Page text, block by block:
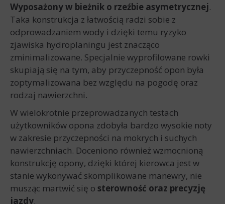
Wyposażony w bieżnik o rzeźbie asymetrycznej.
Taka konstrukcja z łatwością radzi sobie z
odprowadzaniem wody i dzięki temu ryzyko
zjawiska hydroplaningu jest znacząco
zminimalizowane. Specjalnie wyprofilowane rowki
skupiają się na tym, aby przyczepność opon była
zoptymalizowana bez względu na pogodę oraz
rodzaj nawierzchni.
W wielokrotnie przeprowadzanych testach
użytkowników opona zdobyła bardzo wysokie noty
w zakresie przyczepności na mokrych i suchych
nawierzchniach. Doceniono również wzmocnioną
konstrukcję opony, dzięki której kierowca jest w
stanie wykonywać skomplikowane manewry, nie
musząc martwić się o sterowność oraz precyzję
jazdy.